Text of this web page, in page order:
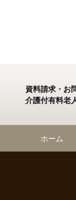
資料請求・お
介護付有料老
ホーム